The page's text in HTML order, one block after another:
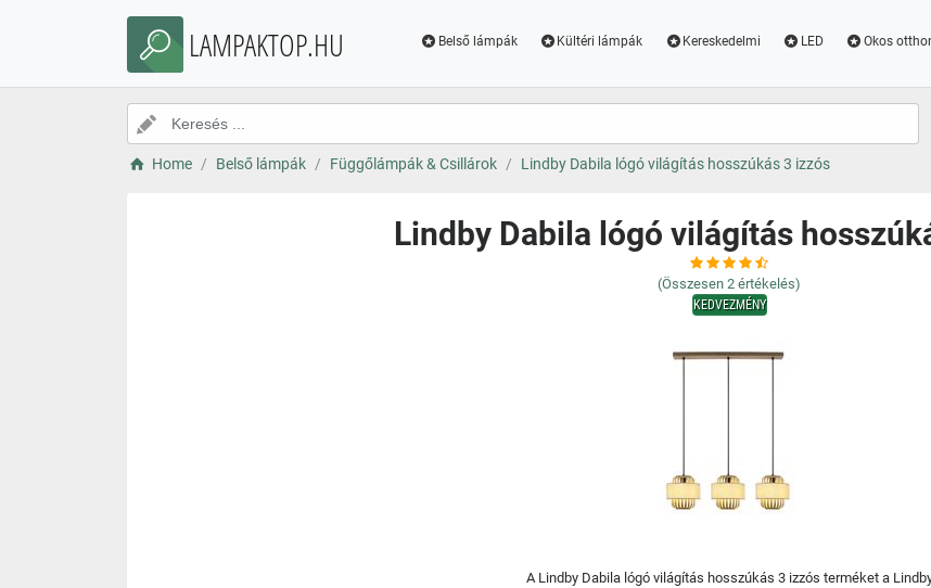
LAMPAKTOP.HU Belső lámpák Kültéri lámpák Kereskedelmi LED Okos
Home Belső lámpák Függőlámpák & Csillárok Lindby Dabila lógó világítás hosszúkás 3 izzós
Lindby Dabila lógó világítás
(Összesen 2 értékelés)
KEDVEZMÉNY
A Lindby Dabila lógó világítás hosszúkás 3 izzós terméket a